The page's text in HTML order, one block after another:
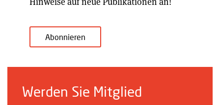
Abonnieren
Werden Sie Mitglied